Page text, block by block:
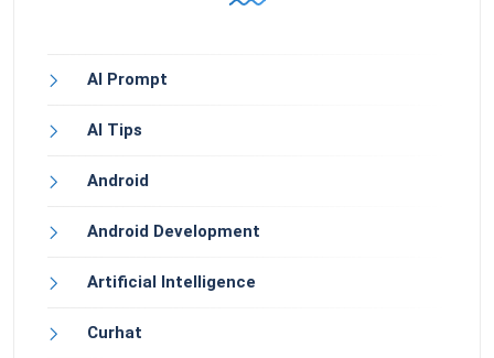
AI Prompt
AI Tips
Android
Android Development
Artificial Intelligence
Curhat